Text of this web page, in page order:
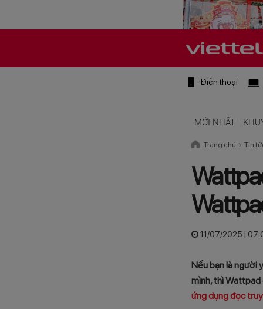
Điện thoại
MỚI NHẤT
Trang chủ Tin
11/07/2025 |
Nếu bạn là người
mình, thì Wattpad
ứng dụng đọc